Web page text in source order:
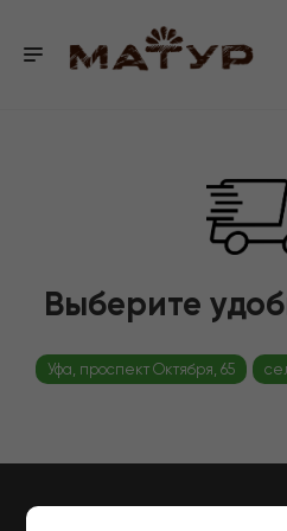
Выберите
Уфа, проспект Октября, 65